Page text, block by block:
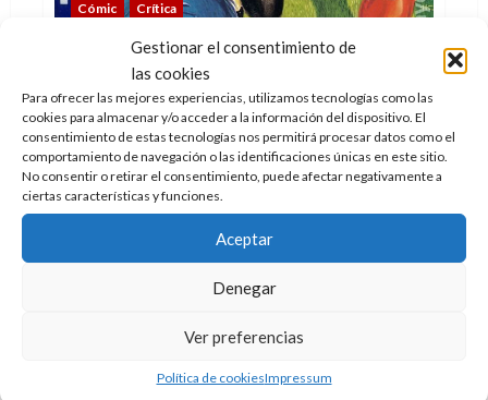
Gestionar el consentimiento de
las cookies
Para ofrecer las mejores experiencias, utilizamos tecnologías como las
cookies para almacenar y/o acceder a la información del dispositivo. El
consentimiento de estas tecnologías nos permitirá procesar datos como el
comportamiento de navegación o las identificaciones únicas en este sitio.
No consentir o retirar el consentimiento, puede afectar negativamente a
ciertas características y funciones.
Aceptar
Denegar
Ver preferencias
Política de cookiesImpressum
Cómic Crítica
Tales of the Marvels, siempre habrá un
Doc Pastor 25 de mayo de 2020 0
Los héroes pueden estar en cualquier parte,
también dentro de nosotros.
de
Marvels,
siempre
mañana